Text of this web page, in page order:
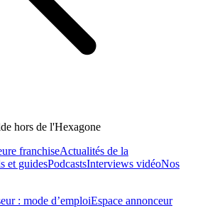
hors de l'Hexagone
franchiseActualités de la
et guidesPodcastsInterviews vidéoNos
: mode d’emploiEspace annonceur